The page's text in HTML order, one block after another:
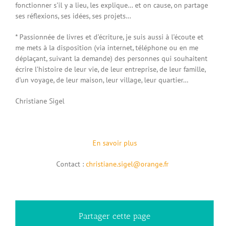
fonctionner s’il y a lieu, les explique… et on cause, on partage
ses réflexions, ses idées, ses projets…
* Passionnée de livres et d’écriture, je suis aussi à l’écoute et
me mets à la disposition (via internet, téléphone ou en me
déplaçant, suivant la demande) des personnes qui souhaitent
écrire l’histoire de leur vie, de leur entreprise, de leur famille,
d’un voyage, de leur maison, leur village, leur quartier…
Christiane Sigel
En savoir plus
Contact : christiane.sigel@orange.fr
Partager cette page